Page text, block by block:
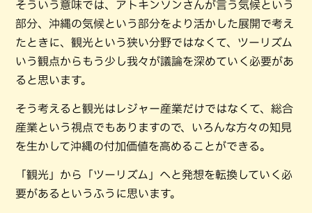
そういう意味では、アトキンソンさんが言う気候という
部分、沖縄の気候という部分をより活かした展開で考え
たときに、観光という狭い分野ではなくて、ツーリズム
いう観点からもう少し我々が議論を深めていく必要があ
ると思います。
そう考えると観光はレジャー産業だけではなくて、総合
産業という視点でもありますので、いろんな方々の知見
を生かして沖縄の付加価値を高めることができる。
「観光」から「ツーリズム」へと発想を転換していく必
要があるというふうに思います。